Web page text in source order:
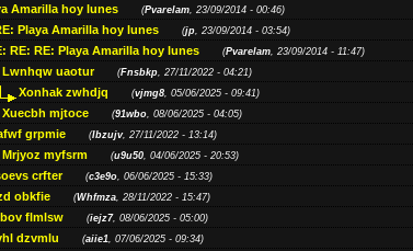
Amarilla hoy lunes (Pvarelam, 23/09/2014 - 00:46)
Playa Amarilla hoy lunes (jp, 23/09/2014 - 03:54)
RE: RE: Playa Amarilla hoy lunes (Pvarelam, 23/09/2014 - 11:47)
Lwnhqw uaotur (Fnsbkp, 27/11/2022 - 04:21)
Xonhak zwhdjq (vjmg8, 05/06/2025 - 09:41)
Xuecbh mjtoce (91wbo, 08/06/2025 - 04:05)
grpmie (Ibzujv, 27/11/2022 - 13:14)
Mrjyoz myfsrm (u9u50, 04/06/2025 - 20:53)
crfter (c3e9o, 06/06/2025 - 15:33)
obkfie (Whfmza, 28/11/2022 - 15:47)
flmlsw (iejz7, 08/06/2025 - 05:00)
dzvmlu (aiie1, 07/06/2025 - 09:34)